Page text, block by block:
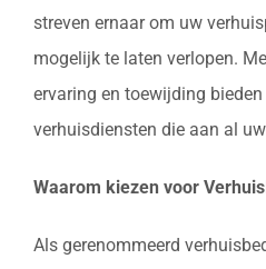
streven ernaar om uw
mogelijk te laten verlopen.
ervaring en toewijding
verhuisdiensten die aan al
Waarom kiezen voor
Als gerenommeerd